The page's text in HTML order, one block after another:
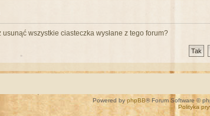
wszystkie ciasteczka wysłane z tego forum?
Powered by phpBB® Forum Software ©
Polityka